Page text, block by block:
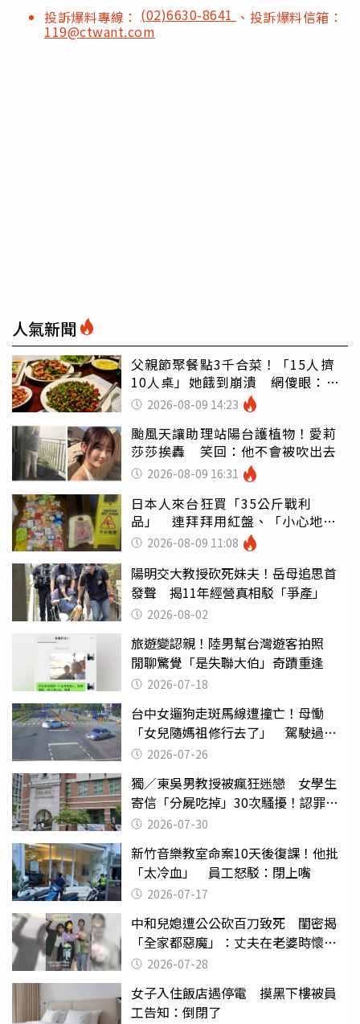
投訴爆料專線： (02)6630-8641 、投訴爆料信箱：
119@ctwant.com
人氣新聞
父親節聚餐點3千合菜！「15人擠
10人桌」她餓到崩潰 網傻眼：讓
店家看笑話
2026-08-09 14:23
颱風天讓助理站陽台護植物！愛莉
莎莎挨轟 笑回：他不會被吹出去
2026-08-09 16:31
日本人來台狂買「35公斤戰利
品」 連拜拜用紅盤、「小心地
滑」告示牌也帶回家
2026-08-09 11:08
陽明交大教授砍死妹夫！岳母追思首
發聲 揭11年經營真相駁「爭產」
2026-08-02
旅遊變認親！陸男幫台灣遊客拍照
閒聊驚覺「是失聯大伯」奇蹟重逢
2026-07-18
台中女遛狗走斑馬線遭撞亡！母慟
「女兒隨媽祖修行去了」 駕駛過失
致死判9月
2026-07-26
獨／東吳男教授被瘋狂迷戀 女學生
寄信「分屍吃掉」30次騷擾！認罪免
關 2026-07-30
新竹音樂教室命案10天後復課！他批
「太冷血」 員工怒駁：閉上嘴
2026-07-17
中和兒媳遭公公砍百刀致死 閨密揭
「全家都惡魔」：丈夫在老婆時懷孕
摔東西
2026-07-28
女子入住飯店遇停電 摸黑下樓被員
工告知：倒閉了